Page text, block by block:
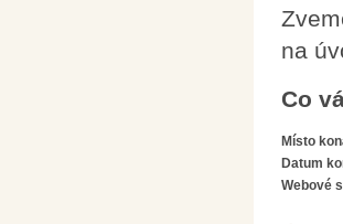
na
Co
Místo
Datum
Webové